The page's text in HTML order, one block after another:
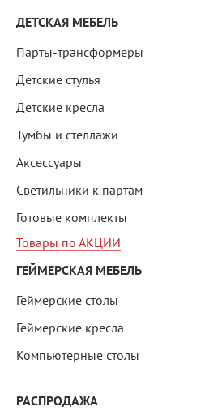
ДЕТСКАЯ МЕБЕЛЬ
Парты-трансформеры
Детские стулья
Детские кресла
Тумбы и стеллажи
Аксессуары
Светильники к партам
Готовые комплекты
Товары по АКЦИИ
ГЕЙМЕРСКАЯ МЕБЕЛЬ
Геймерские столы
Геймерские кресла
Компьютерные столы
РАСПРОДАЖА